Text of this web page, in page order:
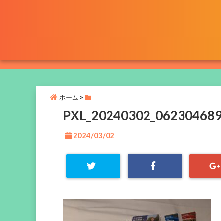
ホーム >
2024/03/02